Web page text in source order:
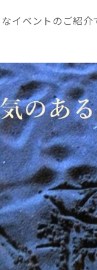
イベントのご紹